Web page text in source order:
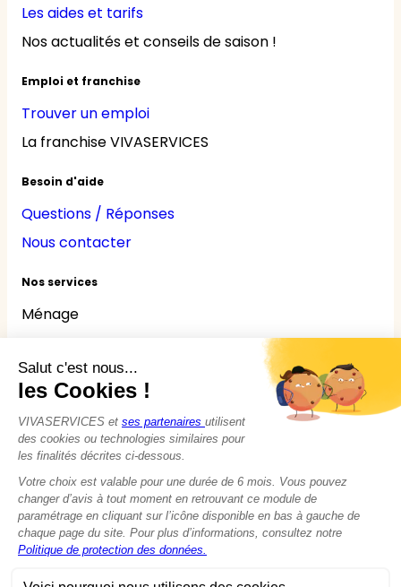
Les aides et tarifs
Nos actualités et conseils de saison !
Emploi et franchise
Trouver un emploi
La franchise VIVASERVICES
Besoin d'aide
Questions / Réponses
Nous contacter
Nos services
Ménage
Jardinage
Bricolage
Nounou
Seniors
Handicaps
© 2015 - 2026VIVASERVICES
Modifier vos préférences en matière de cookies